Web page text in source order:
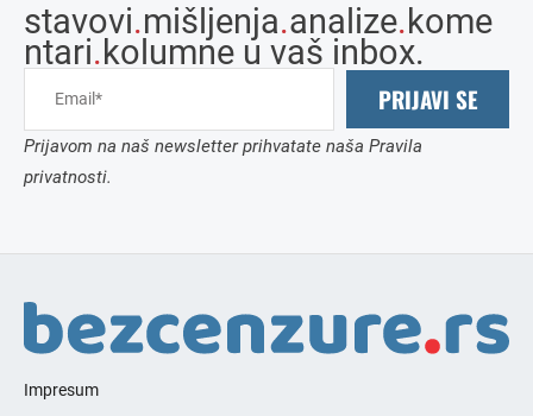
stavovi.mišljenja.analize.kome
ntari.kolumne u vaš inbox.
PRIJAVI SE
Prijavom na naš newsletter prihvatate naša Pravila
privatnosti.
Impresum